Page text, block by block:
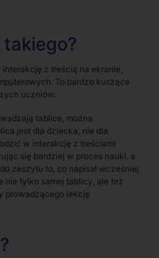
takiego?
z treścią na ekranie,
To bardzo kuszące
uczniów.
tablice, można
jest dla dziecka, nie dla
w interakcję z treściami
się bardziej w proces nauki, a
zeszytu to, co napisał wcześniej
nie tylko samej tablicy, ale też
prowadzącego lekcję